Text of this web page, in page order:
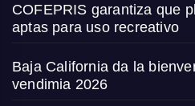
COFEPRIS garantiza que
aptas para uso recreativo
Baja California da la
vendimia 2026